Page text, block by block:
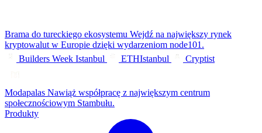
Brama do tureckiego ekosystemu Wejdź na największy rynek
kryptowalut w Europie dzięki wydarzeniom node101.
Builders Week Istanbul
ETHIstanbul Cryptist
Modapalas Nawiąż współpracę z największym centrum
społecznościowym Stambułu.
Produkty